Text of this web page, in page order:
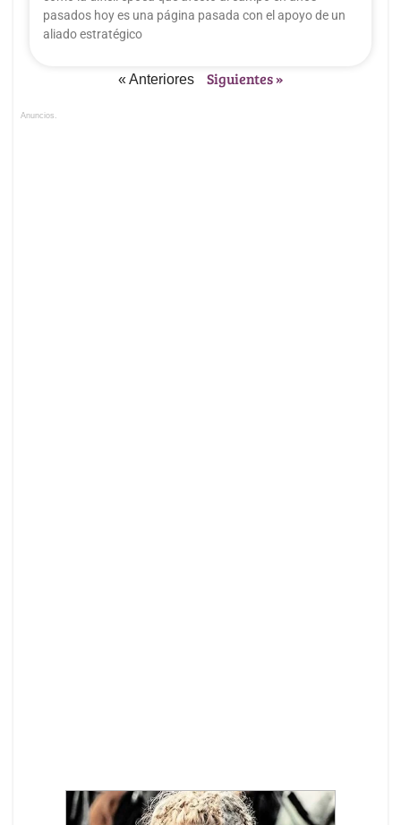
pasados hoy es una página pasada con el apoyo de un
aliado estratégico
« Anteriores Siguientes »
Anuncios.